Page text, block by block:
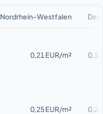
Nordrhein-Westfalen
0,21 EUR/m²
0,25 EUR/m²